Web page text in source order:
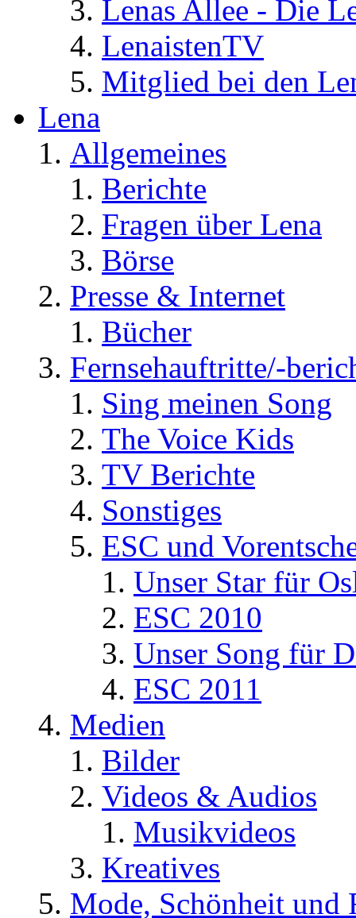
Lenas Allee - Die
LenaistenTV
Mitglied bei den
Lena
Allgemeines
Berichte
Fragen über Lena
Börse
Presse & Internet
Bücher
Fernsehauftritte/-
Sing meinen Song
The Voice Kids
TV Berichte
Sonstiges
ESC und
Unser Star für
ESC 2010
Unser Song für
ESC 2011
Medien
Bilder
Videos & Audios
Musikvideos
Kreatives
Mode, Schönheit und